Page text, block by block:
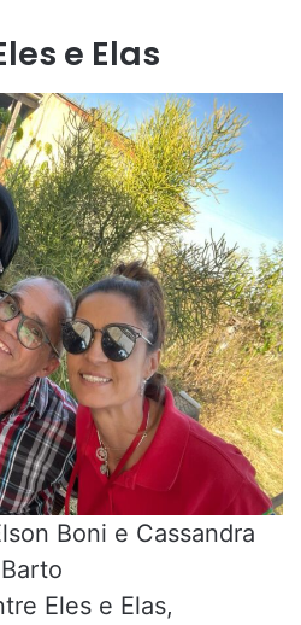
e Elas
Boni e Cassandra
Barto
Eles e Elas,